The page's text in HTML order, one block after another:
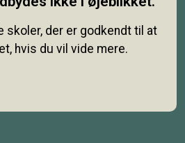
skoler, der er godkendt til at
hvis du vil vide mere.